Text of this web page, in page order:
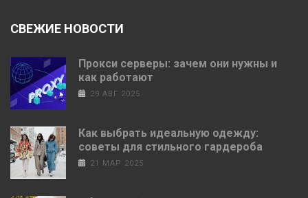
СВЕЖИЕ НОВОСТИ
Прокси серверы: зачем они нужны и
как работают
29 АВГ 2025
Как выбрать идеальную одежду:
советы для стильного гардероба
21 МАР 2025